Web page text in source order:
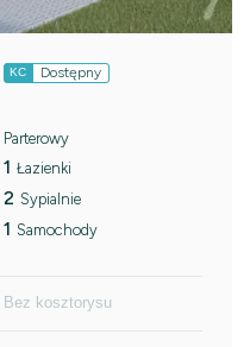
KC Dostępny
Parterowy
1 Łazienki
2 Sypialnie
1 Samochody
Bez kosztorysu